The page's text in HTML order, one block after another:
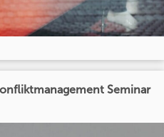
Seminar